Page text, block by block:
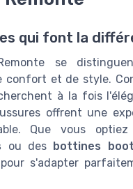
qui font la
se
confort et de style.
à la fois
offrent une
Que vous
ou des bottines
s'adapter